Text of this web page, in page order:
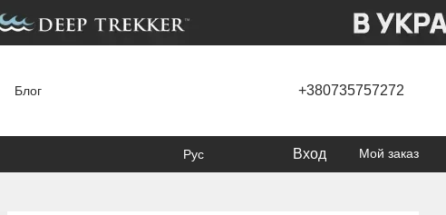
Блог
+380735757272
Рус Вход Мой заказ